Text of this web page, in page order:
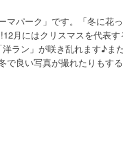
マパーク」です。「冬に花
月にはクリスマスを代表す
ラン」が咲き乱れます♪ま
で良い写真が撮れたりもす